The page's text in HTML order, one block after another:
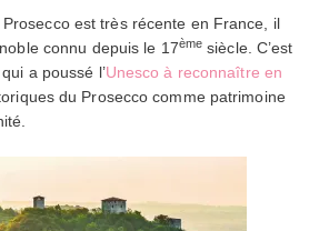
est très récente en France, il
connu depuis le 17ème siècle. C’est
a poussé l’Unesco à reconnaître en
du Prosecco comme patrimoine